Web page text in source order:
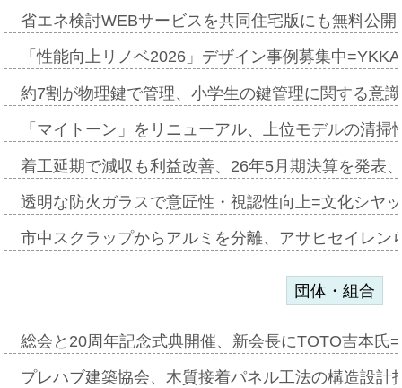
省エネ検討WEBサービスを共同住宅版にも無料公
「性能向上リノベ2026」デザイン事例募集中
約7割が物理鍵で管理、小学生の鍵管理に関する意
「マイトーン」をリニューアル、上位モデルの清
着工延期で減収も利益改善、26年5月期決算を発表
透明な防火ガラスで意匠性・視認性向上=文化シヤ
市中スクラップからアルミを分離、アサヒセイレ
団体・組合
総会と20周年記念式典開催、新会長にTOTO吉本氏
プレハブ建築協会、木質接着パネル工法の構造設